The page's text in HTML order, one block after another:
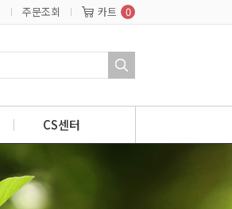
주문조회 카트 0
CS센터